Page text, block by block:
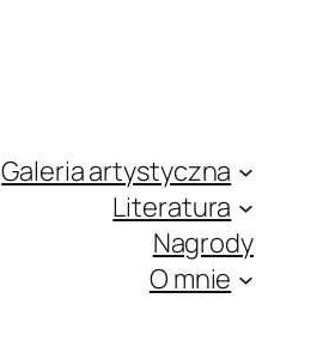
Galeria artystyczna
Literatura
Nagrody
O mnie